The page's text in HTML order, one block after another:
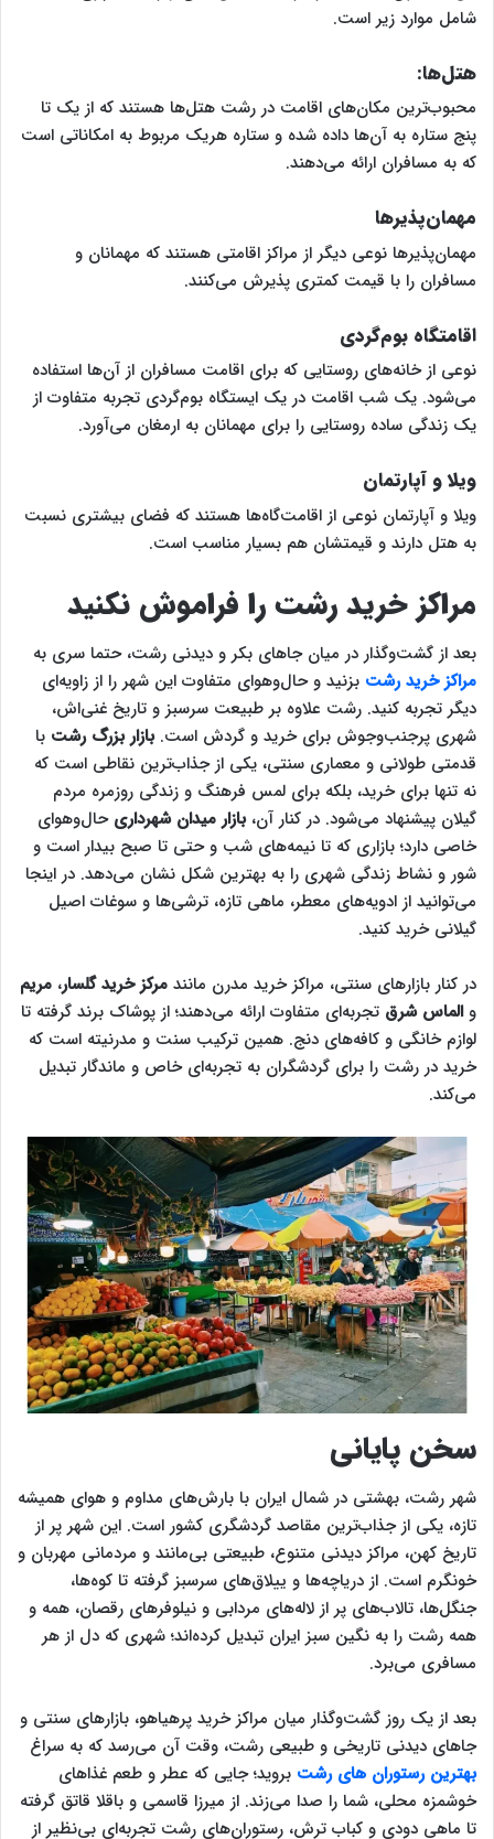
شامل موارد زیر است.
هتل‌ها:
محبوب‌ترین مکان‌های اقامت در رشت هتل‌ها هستند که از یک تا
پنج ستاره‌ به آن‌ها داده شده و ستاره هریک مربوط به امکاناتی است
که به مسافران ارائه می‌دهند.
مهمان‌پذیرها
مهمان‌پذیرها نوعی دیگر از مراکز اقامتی هستند که مهمانان و
مسافران را با قیمت کمتری پذیرش می‌کنند.
اقامتگاه بوم‌گردی
نوعی از خانه‌های روستایی که برای اقامت مسافران از آن‌ها استفاده
می‌شود‌. یک شب اقامت در یک ایستگاه بوم‌گردی تجربه متفاوت از
یک زندگی ساده روستایی را برای مهمانان به ارمغان می‌آورد.
ویلا و آپارتمان
ویلا و آپارتمان نوعی از اقامت‌گاه‌ها هستند که فضای بیشتری نسبت
به هتل دارند و قیمتشان هم بسیار مناسب است.
مراکز خرید رشت را فراموش نکنید
بعد از گشت‌وگذار در میان جاهای بکر و دیدنی رشت، حتما سری به
مراکز خرید رشت بزنید و حال‌وهوای متفاوت این شهر را از زاویه‌ای
دیگر تجربه کنید. رشت علاوه بر طبیعت سرسبز و تاریخ غنی‌اش،
شهری پرجنب‌وجوش برای خرید و گردش است.بازار بزرگ رشت با
قدمتی طولانی و معماری سنتی، یکی از جذاب‌ترین نقاطی است که
نه تنها برای خرید، بلکه برای لمس فرهنگ و زندگی روزمره مردم
گیلان پیشنهاد می‌شود. در کنار آن،بازار میدان شهرداری حال‌وهوای
خاصی دارد؛ بازاری که تا نیمه‌های شب و حتی تا صبح بیدار است و
شور و نشاط زندگی شهری را به بهترین شکل نشان می‌دهد. در اینجا
می‌توانید از ادویه‌های معطر، ماهی تازه، ترشی‌ها و سوغات اصیل
گیلانی خرید کنید.
در کنار بازارهای سنتی، مراکز خرید مدرن مانند مرکز خرید گلسار، مریم
والماس شرق تجربه‌ای متفاوت ارائه می‌دهند؛ از پوشاک برند گرفته تا
لوازم خانگی و کافه‌های دنج. همین ترکیب سنت و مدرنیته است که
خرید در رشت را برای گردشگران به تجربه‌ای خاص و ماندگار تبدیل
می‌کند.
سخن پایانی
شهر رشت، بهشتی در شمال ایران با بارش‌های مداوم و هوای همیشه
تازه، یکی از جذاب‌ترین مقاصد گردشگری کشور است. این شهر پر از
تاریخ کهن، مراکز دیدنی متنوع، طبیعتی بی‌مانند و مردمانی مهربان و
خونگرم است. از دریاچه‌ها و ییلاق‌های سرسبز گرفته تا کوه‌ها،
جنگل‌ها، تالاب‌های پر از لاله‌های مردابی و نیلوفرهای رقصان، همه و
همه رشت را به نگین سبز ایران تبدیل کرده‌اند؛ شهری که دل از هر
مسافری می‌برد.
بعد از یک روز گشت‌وگذار میان مراکز خرید پرهیاهو، بازارهای سنتی و
جاهای دیدنی تاریخی و طبیعی رشت، وقت آن می‌رسد که به سراغ
بهترین رستوران‌ های رشت بروید؛ جایی که عطر و طعم غذاهای
خوشمزه محلی، شما را صدا می‌زند. از میرزا قاسمی و باقلا قاتق گرفته
تا ماهی دودی و کباب ترش، رستوران‌های رشت تجربه‌ای بی‌نظیر از